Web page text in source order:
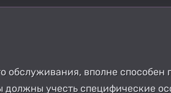
обслуживания, вполне способен
учесть специфические